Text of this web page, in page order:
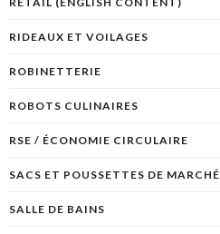
RIDEAUX ET VOILAGES
ROBINETTERIE
ROBOTS CULINAIRES
RSE / ÉCONOMIE CIRCULAIRE
SACS ET POUSSETTES DE MARCHÉ
SALLE DE BAINS